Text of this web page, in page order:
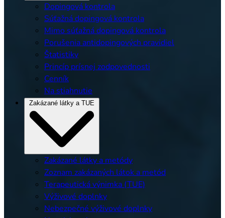
Dopingová kontrola
Súťažná dopingová kontrola
Mimo súťažná dopingová kontrola
Porušenia antidopingových pravidiel
Štatistiky
Princíp prísnej zodpovednosti
Cenník
Na stiahnutie
Zakázané látky a TUE
Zakázané látky a metódy
Zoznam zakázaných látok a metód
Terapeutická výnimka (TUE)
Výživové doplnky
Nebezpečné výživové doplnky